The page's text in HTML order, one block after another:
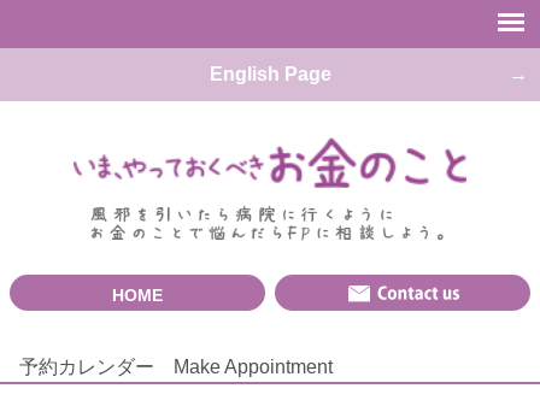
English Page
HOME
予約カレンダー Make Appointment